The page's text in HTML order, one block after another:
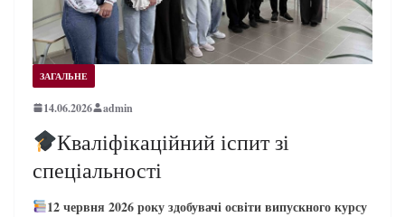
ЗАГАЛЬНЕ
14.06.2026 admin
Кваліфікаційний іспит зі
спеціальності
12 червня 2026 року здобувачі освіти випускного курсу